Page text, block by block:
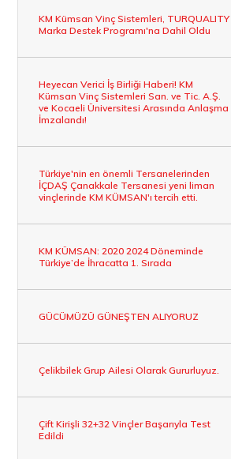
KM Kümsan Vinç Sistemleri, TURQUALITY
Marka Destek Programı'na Dahil Oldu
Heyecan Verici İş Birliği Haberi! KM
Kümsan Vinç Sistemleri San. ve Tic. A.Ş.
ve Kocaeli Üniversitesi Arasında Anlaşma
İmzalandı!
Türkiye'nin en önemli Tersanelerinden
İÇDAŞ Çanakkale Tersanesi yeni liman
vinçlerinde KM KÜMSAN'ı tercih etti.
KM KÜMSAN: 2020 2024 Döneminde
Türkiye’de İhracatta 1. Sırada
GÜCÜMÜZÜ GÜNEŞTEN ALIYORUZ
Çelikbilek Grup Ailesi Olarak Gururluyuz.
Çift Kirişli 32+32 Vinçler Başarıyla Test
Edildi